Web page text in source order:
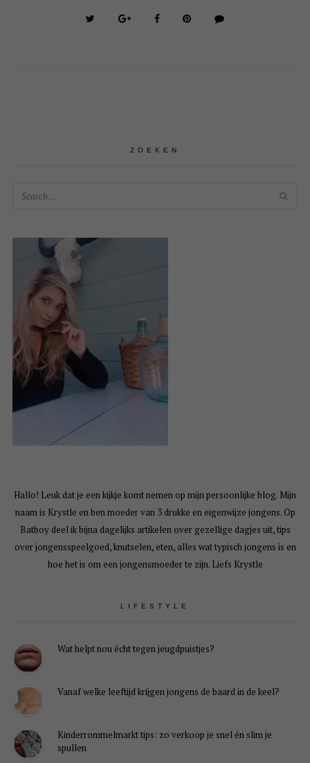
ZOEKEN
Hallo! Leuk dat je een kijkje komt nemen op mijn persoonlijke blog. Mijn
naam is Krystle en ben moeder van 3 drukke en eigenwijze jongens. Op
Batboy deel ik bijna dagelijks artikelen over gezellige dagjes uit, tips
over jongensspeelgoed, knutselen, eten, alles wat typisch jongens is en
hoe het is om een jongensmoeder te zijn. Liefs Krystle
LIFESTYLE
Wat helpt nou écht tegen jeugdpuistjes?
Vanaf welke leeftijd krijgen jongens de baard in de keel?
Kinderrommelmarkt tips: zo verkoop je snel én slim je
spullen